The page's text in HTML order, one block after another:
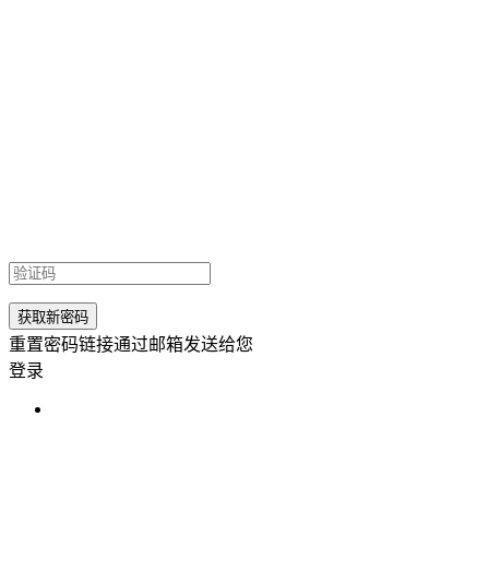
重置密码链接通过邮箱发送给您
登录